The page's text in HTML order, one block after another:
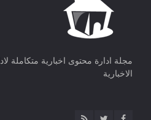
مجلة ادارة محتوى اخبارية متكاملة
الاخبارية